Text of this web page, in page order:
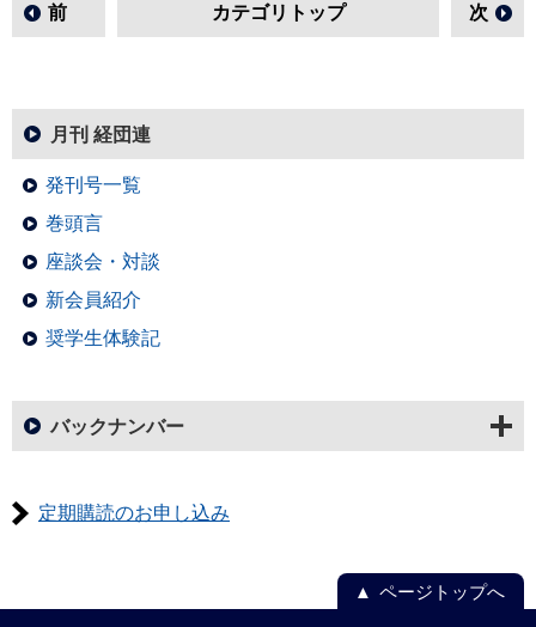
前 カテゴリトップ 次
月刊 経団連
発刊号一覧
巻頭言
座談会・対談
新会員紹介
奨学生体験記
バックナンバー
定期購読のお申し込み
ページトップへ